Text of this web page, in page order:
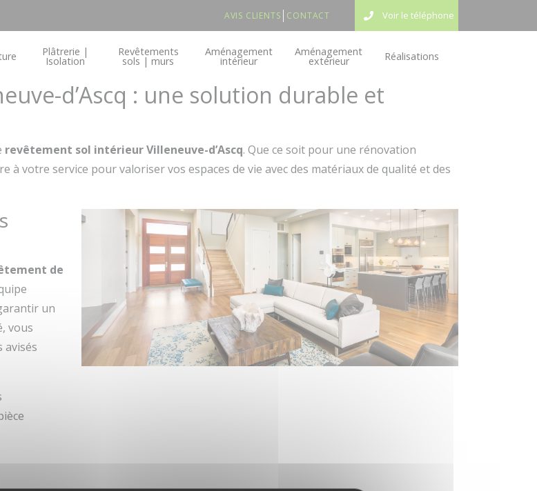
AVIS CLIENTS CONTACT Voir le téléphone
Plâtrerie |
Isolation
Revêtements
sols | murs
Aménagement
intérieur
Aménagement
extérieur Réalisations
d’Ascq : une solution durable et
revêtement sol intérieur Villeneuve-d’Ascq. Que ce soit pour une rénovation
votre service pour valoriser vos espaces de vie avec des matériaux de qualité et des
de
un
vous
avisés